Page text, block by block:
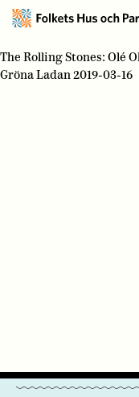
The Rolling Stones: Olé
Gröna Ladan 2019-03-16